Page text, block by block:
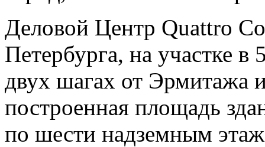
Деловой Центр Quattro
Петербурга, на участке
двух шагах от Эрмитажа
построенная площадь
по шести надземным